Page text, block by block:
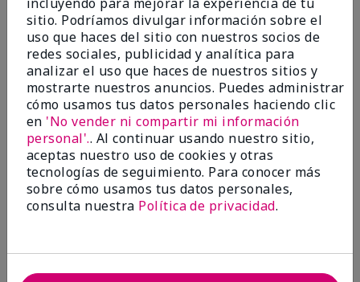
5 estrellas
2
4 estrellas
3 estrellas
0
2 estrellas
0
1 estrella
0
sitio. Podríamos divulgar información sobre el
uso que haces del sitio con nuestros socios de
redes sociales, publicidad y analítica para
analizar el uso que haces de nuestros sitios y
mostrarte nuestros anuncios. Puedes administrar
cómo usamos tus datos personales haciendo clic
en 'No vender ni compartir mi información
personal'.. Al continuar usando nuestro sitio,
aceptas nuestro uso de cookies y otras
tecnologías de seguimiento. Para conocer más
sobre cómo usamos tus datos personales,
consulta nuestra Política de privacidad.